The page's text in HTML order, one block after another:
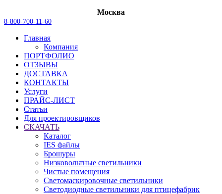
Москва
8-800-700-11-60
Главная
Компания
ПОРТФОЛИО
ОТЗЫВЫ
ДОСТАВКА
КОНТАКТЫ
Услуги
ПРАЙС-ЛИСТ
Статьи
Для проектировщиков
СКАЧАТЬ
Каталог
IES файлы
Брошуры
Низковольтные светильники
Чистые помещения
Светомаскировочные светильники
Светодиодные светильники для птицефабрик